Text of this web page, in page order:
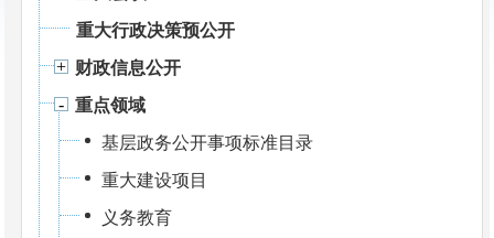
重大行政决策预公开
财政信息公开
重点领域
基层政务公开事项标准目录
重大建设项目
义务教育